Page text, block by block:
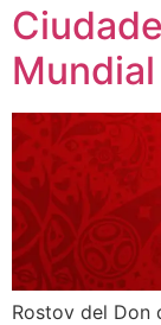
Rostov del Don